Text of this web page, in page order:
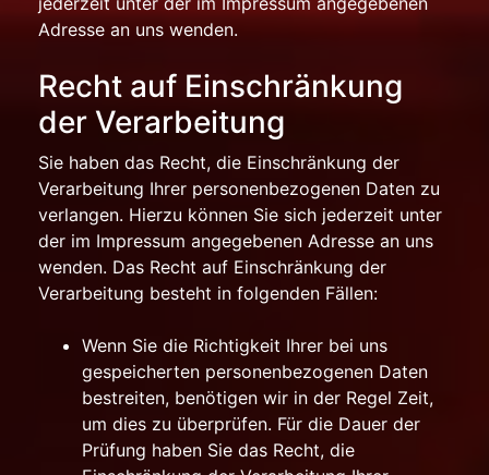
Adresse an uns wenden.
Recht auf Einschränkung
der Verarbeitung
Sie haben das Recht, die Einschränkung der
Verarbeitung Ihrer personenbezogenen Daten zu
verlangen. Hierzu können Sie sich jederzeit unter
der im Impressum angegebenen Adresse an uns
wenden. Das Recht auf Einschränkung der
Verarbeitung besteht in folgenden Fällen:
Wenn Sie die Richtigkeit Ihrer bei uns
gespeicherten personenbezogenen Daten
bestreiten, benötigen wir in der Regel Zeit,
um dies zu überprüfen. Für die Dauer der
Prüfung haben Sie das Recht, die